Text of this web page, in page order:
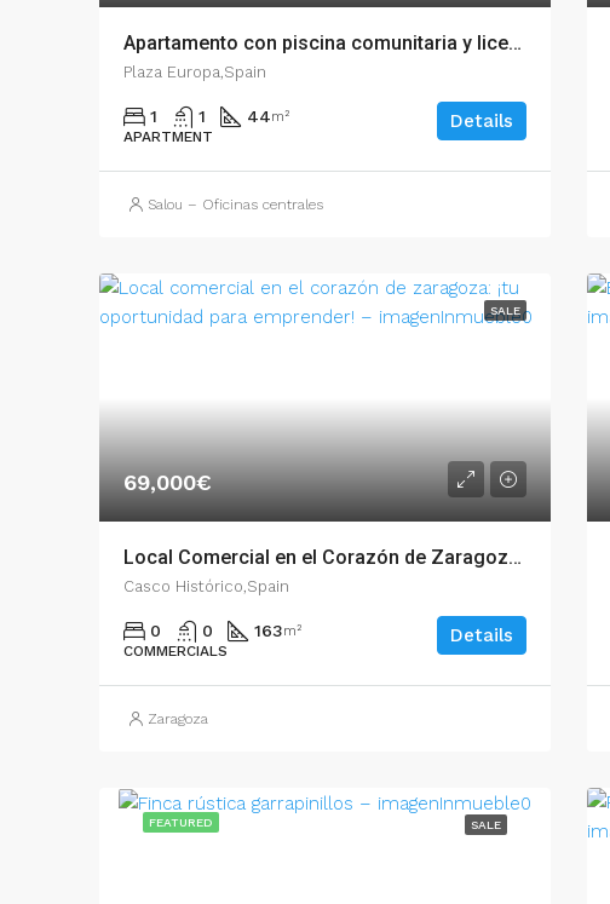
Apartamento con piscina comunitaria y licencia turistica – 003.03345
Plaza Europa,Spain
1 1 44m²
APARTMENT
Details
Salou – Oficinas centrales
SALE
69,000€
Local Comercial en el Corazón de Zaragoza: ¡Tu Oportunidad para Emprender! – 02713
Casco Histórico,Spain
0 0 163m²
COMMERCIALS
Details
Zaragoza
FEATURED SALE